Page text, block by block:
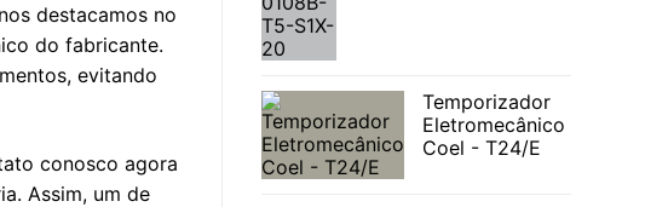
destacamos no
do fabricante.
evitando
conosco agora
Assim, um de
Temporizador
Eletromecânico
Coel - T24/E